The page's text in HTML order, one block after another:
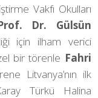
Vakfı Okulları
Dr. Gülsün
için ilham verici
bir törenle Fahri
Litvanya’nın ilk
Türkü Halina